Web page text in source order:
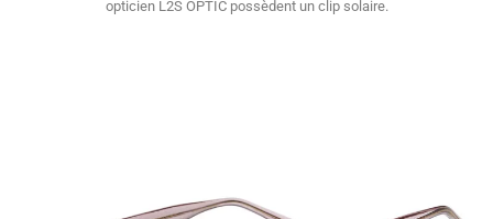
opticien L2S OPTIC possèdent un clip solaire.